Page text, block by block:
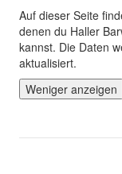
Auf dieser Seite
denen du Haller
kannst. Die Daten
aktualisiert.
Weniger anzeigen